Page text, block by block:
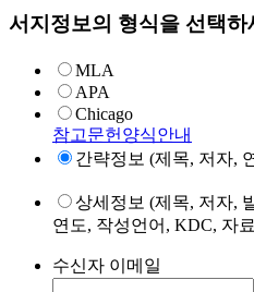
서지정보의 형식을 선택하
MLA
APA
Chicago
참고문헌양식안내
간략정보 (제목, 저자,
상세정보 (제목, 저자,
연도, 작성언어, KDC, 자
수신자 이메일